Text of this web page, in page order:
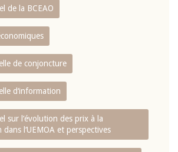
de la BCEAO
de conjoncture
d‘information
sur l‘évolution des prix à la
dans l‘UEMOA et perspectives